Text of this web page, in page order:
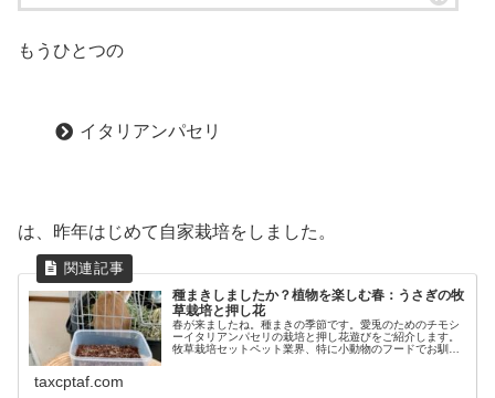
もうひとつの
イタリアンパセリ
は、昨年はじめて自家栽培をしました。
種まきしましたか？植物を楽しむ春：うさぎの牧
草栽培と押し花
春が来ましたね。種まきの季節です。愛兎のためのチモシ
ーイタリアンパセリの栽培と押し花遊びをご紹介します。
牧草栽培セットペット業界、特に小動物のフードでお馴染
taxcptaf.com